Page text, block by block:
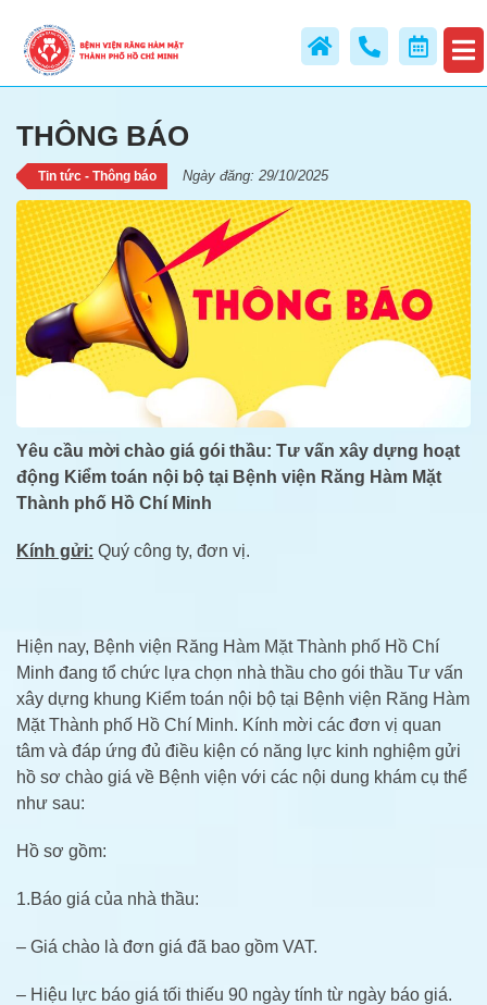
THÔNG BÁO
THÔNG BÁO
Tin tức - Thông báo Ngày đăng: 29/10/2025
Yêu cầu mời chào giá gói thầu: Tư vấn xây dựng hoạt
động Kiểm toán nội bộ tại Bệnh viện Răng Hàm Mặt
Thành phố Hồ Chí Minh
Kính gửi: Quý công ty, đơn vị.
Hiện nay, Bệnh viện Răng Hàm Mặt Thành phố Hồ Chí
Minh đang tổ chức lựa chọn nhà thầu cho gói thầu Tư vấn
xây dựng khung Kiểm toán nội bộ tại Bệnh viện Răng Hàm
Mặt Thành phố Hồ Chí Minh. Kính mời các đơn vị quan
tâm và đáp ứng đủ điều kiện có năng lực kinh nghiệm gửi
hồ sơ chào giá về Bệnh viện với các nội dung khám cụ thể
như sau:
Hồ sơ gồm:
1.Báo giá của nhà thầu:
– Giá chào là đơn giá đã bao gồm VAT.
– Hiệu lực báo giá tối thiếu 90 ngày tính từ ngày báo giá.